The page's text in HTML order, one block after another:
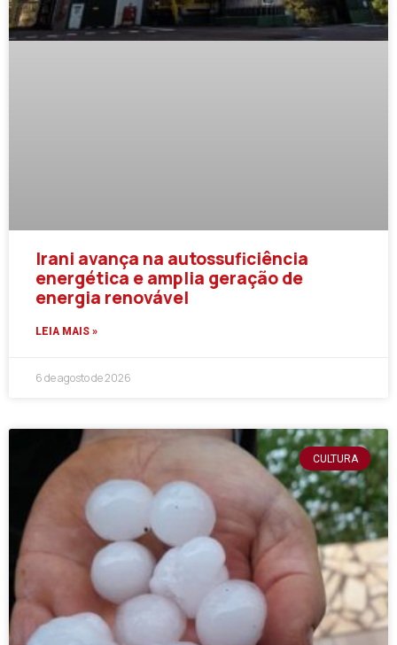
Irani avança na autossuficiência
energética e amplia geração de
energia renovável
LEIA MAIS »
6 de agosto de 2026
CULTURA